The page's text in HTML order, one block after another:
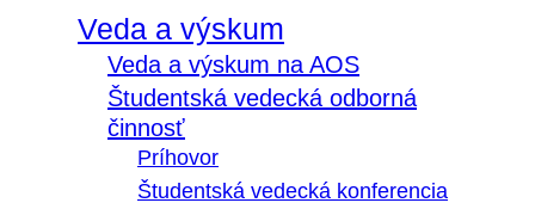
Veda a výskum
Veda a výskum na AOS
Študentská vedecká odborná
činnosť
Príhovor
Študentská vedecká konferencia